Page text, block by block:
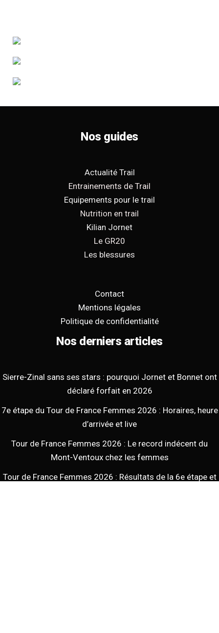
Nos guides
Actualité Trail
Entrainements de Trail
Equipements pour le trail
Nutrition en trail
Kilian Jornet
Le GR20
Les blessures
Contact
Mentions légales
Politique de confidentialité
Nos derniers articles
Sierre-Zinal sans ses stars : pourquoi Jornet et Bonnet ont
déclaré forfait en 2026
7e étape du Tour de France Femmes 2026 : Horaires, heure
d’arrivée et live
Tour de France Femmes 2026 : Le record indécent du
Mont-Ventoux chez les femmes
Tour de France Femmes 2026 : Résultats de la 6e étape et